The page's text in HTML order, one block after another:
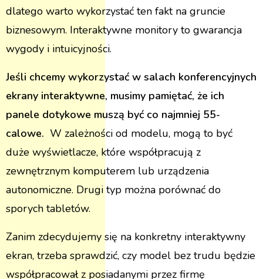
dlatego warto wykorzystać ten fakt na gruncie
biznesowym. Interaktywne monitory to gwarancja
wygody i intuicyjności.
Jeśli chcemy wykorzystać w salach konferencyjnych
ekrany interaktywne, musimy pamiętać, że ich
panele dotykowe muszą być co najmniej 55-
calowe. W zależności od modelu, mogą to być
duże wyświetlacze, które współpracują z
zewnętrznym komputerem lub urządzenia
autonomiczne. Drugi typ można porównać do
sporych tabletów.
Zanim zdecydujemy się na konkretny interaktywny
ekran, trzeba sprawdzić, czy model bez trudu będzie
współpracował z posiadanymi przez firmę